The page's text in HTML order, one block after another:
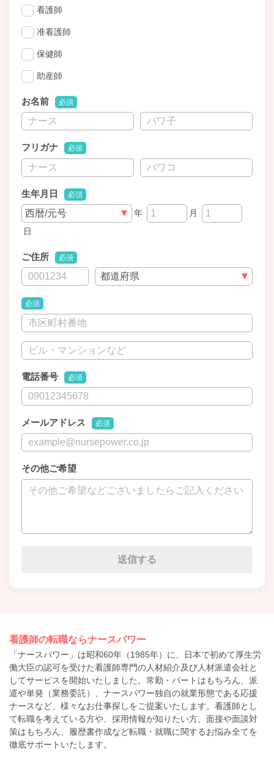
看護師
准看護師
保健師
助産師
お名前 必須
フリガナ 必須
生年月日 必須
年
月
日
ご住所 必須
必須
電話番号 必須
メールアドレス 必須
その他ご希望
看護師の転職ならナースパワー
「ナースパワー」は昭和60年（1985年）に、日本で初めて厚生労
働大臣の認可を受けた看護師専門の人材紹介及び人材派遣会社と
してサービスを開始いたしました。常勤・パートはもちろん、派
遣や単発（業務委託）、ナースパワー独自の就業形態である応援
ナースなど、様々なお仕事探しをご提案いたします。看護師とし
て転職を考えている方や、採用情報が知りたい方、面接や面談対
策はもちろん、履歴書作成など転職・就職に関するお悩み全てを
徹底サポートいたします。